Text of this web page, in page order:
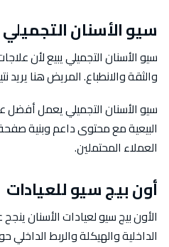
سيو الأسنان
سيو الأسنان التجميلي يبيع لأن
والثقة والانطباع. المريض هنا
سيو الأسنان التجميلي يعمل أفضل
البيعية مع محتوى داعم وبنية
العملاء المحتملين.
أون بيج سيو للعيادات
الأون بيج سيو لعيادات الأسنان
الداخلية والهيكلة والربط